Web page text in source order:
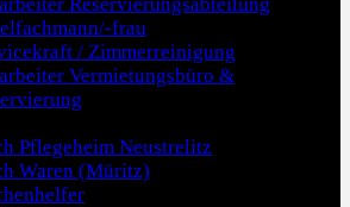
frau
/ Zimmerreinigung
Vermietungsbüro &
Pflegeheim Neustrelitz
Waren (Müritz)